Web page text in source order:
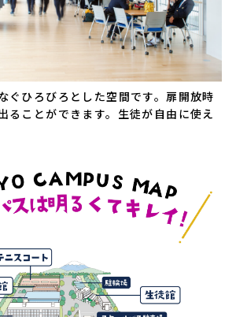
ぐひろびろとした空間です。扉開放時
ることができます。生徒が自由に使え